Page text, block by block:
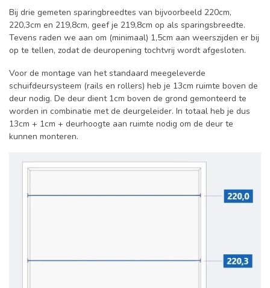
Bij drie gemeten sparingbreedtes van bijvoorbeeld 220cm,
220,3cm en 219,8cm, geef je 219,8cm op als sparingsbreedte.
Tevens raden we aan om (minimaal) 1,5cm aan weerszijden er bij
op te tellen, zodat de deuropening tochtvrij wordt afgesloten.
Voor de montage van het standaard meegeleverde
schuifdeursysteem (rails en rollers) heb je 13cm ruimte boven de
deur nodig. De deur dient 1cm boven de grond gemonteerd te
worden in combinatie met de deurgeleider. In totaal heb je dus
13cm + 1cm + deurhoogte aan ruimte nodig om de deur te
kunnen monteren.